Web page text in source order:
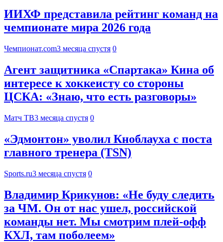
ИИХФ представила рейтинг команд на
чемпионате мира 2026 года
Чемпионат.com3 месяца спустя 0
Агент защитника «Спартака» Кина об
интересе к хоккеисту со стороны
ЦСКА: «Знаю, что есть разговоры»
Матч ТВ3 месяца спустя 0
«Эдмонтон» уволил Кноблауха с поста
главного тренера (TSN)
Sports.ru3 месяца спустя 0
Владимир Крикунов: «Не буду следить
за ЧМ. Он от нас ушел, российской
команды нет. Мы смотрим плей-офф
КХЛ, там поболеем»